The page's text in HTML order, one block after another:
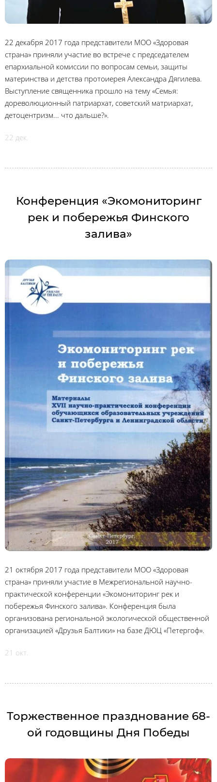
22 декабря 2017 года представители МОО «Здоровая
страна» приняли участие во встрече с председателем
епархиальной комиссии по вопросам семьи, защиты
материнства и детства протоиерея Александра Дягилева.
Выступление священника прошло на тему «Семья:
дореволюционный патриархат, советский матриархат,
детоцентризм... что дальше?».
22 дек.
Конференция «Экомониторинг
рек и побережья Финского
залива»
21 октября 2017 года представители МОО «Здоровая
страна» приняли участие в Межрегиональной научно-
практической конференции «Экомониторинг рек и
побережья Финского залива». Конференция была
организована региональной экологической общественной
организацией «Друзья Балтики» на базе ДЮЦ «Петергоф».
21 окт.
Торжественное празднование 68-
ой годовщины Дня Победы